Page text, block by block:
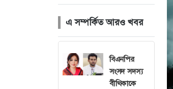
এ সম্পর্কিত আরও খবর
বিএনপির
সংসদ সদস্য
বীথিকাকে